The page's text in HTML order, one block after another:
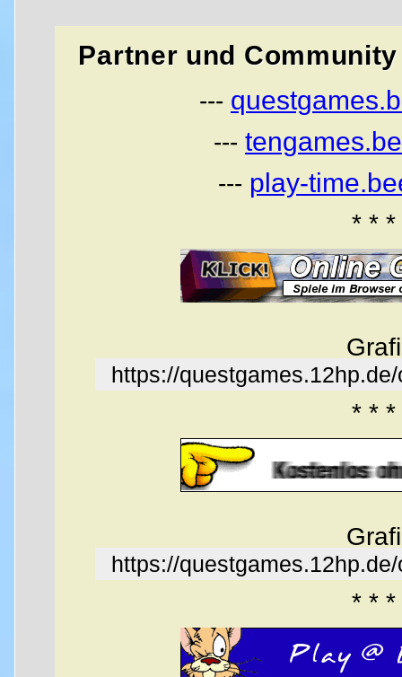
Partner und
---
---
--- play-
* * *
https://
* * *
https://
* * *